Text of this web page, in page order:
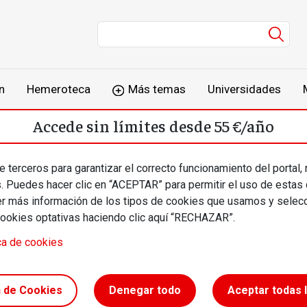
Hemeroteca Más temas Universidades
terceros para garantizar el correcto funcionamiento del
hacer clic en “ACEPTAR” para permitir el uso de
más información de los tipos de cookies que usamos y
optativas haciendo clic aquí “RECHAZAR”.
de cookies
Cookies Denegar todo Aceptar todas
Accede sin límites desde 55 €/año
de la